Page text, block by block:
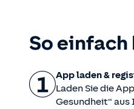
So einfach
App laden &
Laden Sie die
Gesundheit“ aus